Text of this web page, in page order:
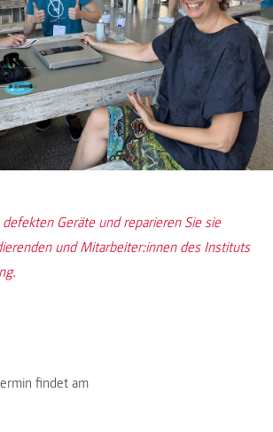
Geräte und reparieren Sie sie
und Mitarbeiter:innen des Instituts
findet am